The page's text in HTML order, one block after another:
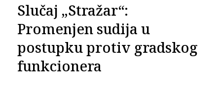
Slučaj „Stražar“:
Promenjen sudija u
postupku protiv gradskog
funkcionera